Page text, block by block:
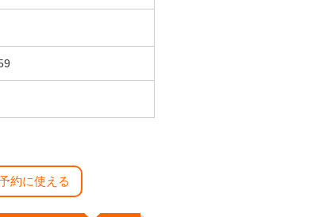
約に使える